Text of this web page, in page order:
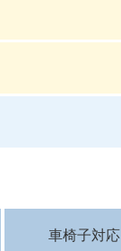
車椅子対応